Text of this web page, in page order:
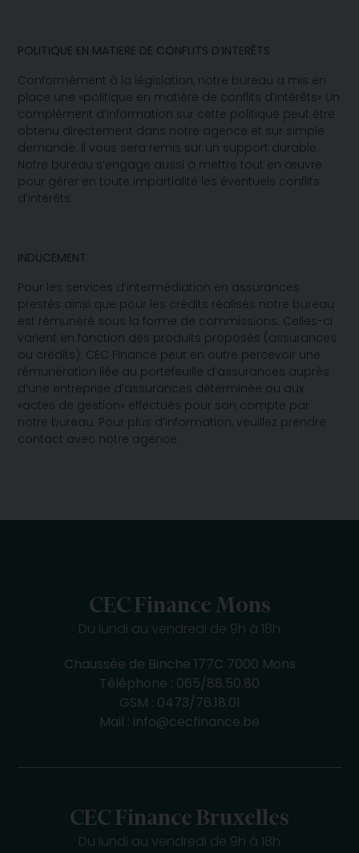
POLITIQUE EN MATIERE DE CONFLITS D’INTERÊTS
Conformément à la législation, notre bureau a mis en
place une «politique en matière de conflits d’intérêts» Un
complément d’information sur cette politique peut être
obtenu directement dans notre agence et sur simple
demande. Il vous sera remis sur un support durable.
Notre bureau s’engage aussi à mettre tout en œuvre
pour gérer en toute impartialité les éventuels conflits
d’intérêts.
INDUCEMENT
Pour les services d’intermédiation en assurances
prestés ainsi que pour les crédits réalisés notre bureau
est rémunéré sous la forme de commissions. Celles-ci
varient en fonction des produits proposés (assurances
ou crédits). CEC Finance peut en outre percevoir une
rémunération liée au portefeuille d’assurances auprès
d’une entreprise d’assurances déterminée ou aux
«actes de gestion» effectués pour son compte par
notre bureau. Pour plus d’information, veuillez prendre
contact avec notre agence.
CEC Finance Mons
Du lundi au vendredi de 9h à 18h
Chaussée de Binche 177C 7000 Mons
Téléphone : 065/88.50.80
GSM : 0473/76.18.01
Mail : info@cecfinance.be
CEC Finance Bruxelles
Du lundi au vendredi de 9h à 18h